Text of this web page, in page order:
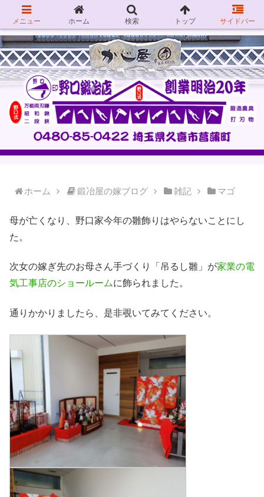
ホーム 鍛冶屋の嫁ブログ 雑記 マゴ
母が亡くなり、野口家今年の雛飾りはやらないことにし
た。
次女の嫁ぎ先のお母さん手づくり「吊るし雛」が家業の電
気工事店のショールームに飾られました。
通りかかりましたら、是非覗いてみてください。
メニュー ホーム 検索 トップ サイドバー